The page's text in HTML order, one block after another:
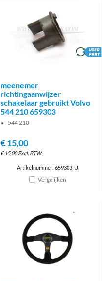
brand
meenemer
richtingaanwijzer
schakelaar gebruikt Volvo
544 210 659303
544 210
€15,00
€15,00 Excl. BTW
Artikelnummer: 659303-U
Vergelijken